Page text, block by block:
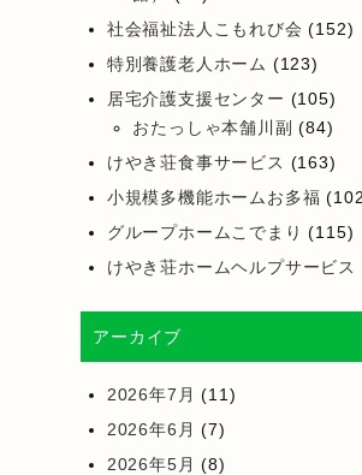
社会福祉法人こもれび会 (152)
特別養護老人ホーム (123)
居宅介護支援センター (105)
おたっしゃ本舗川副 (84)
けやき荘食事サービス (163)
小規模多機能ホームお多福
グループホームこでまり (115)
けやき荘ホームヘルプサービス
アーカイブ
2026年7月 (11)
2026年6月 (7)
2026年5月 (8)